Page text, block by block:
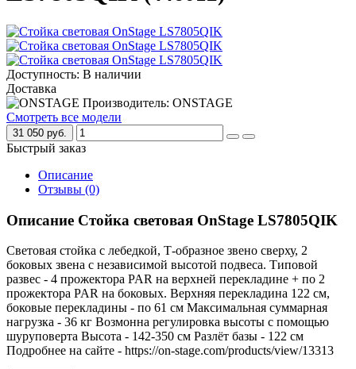
Доступность: В наличии
Доставка
Производитель: ONSTAGE
Смотреть все модели
31 050 руб.
Быстрый заказ
Описание
Отзывы (0)
Описание Стойка световая OnStage LS7805QIK
Световая стойка с лебедкой, Т-образное звено сверху, 2
боковых звена с независимой высотой подвеса. Типовой
развес - 4 прожектора PAR на верхней перекладине + по 2
прожектора PAR на боковых. Верхняя перекладина 122 см,
боковые перекладины - по 61 см Максимальная суммарная
нагрузка - 36 кг Возмонна регулировка высоты с помощью
шуруповерта Высота - 142-350 см Разлёт базы - 122 см
Подробнее на сайте - https://on-stage.com/products/view/13313